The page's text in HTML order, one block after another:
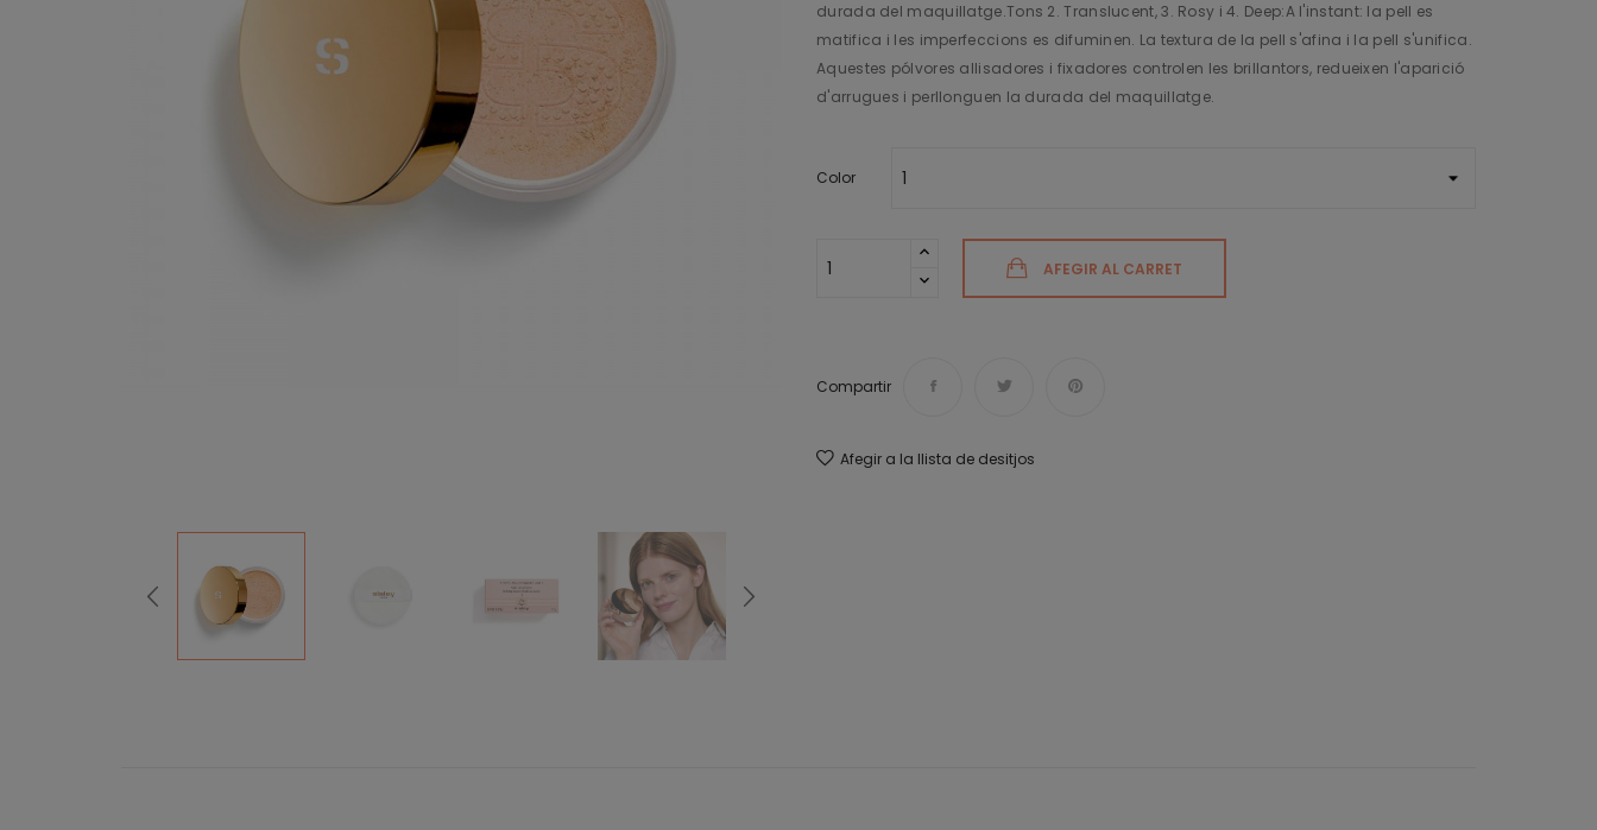
durada del maquillatge.Tons 2. Translucent, 3. Rosy i 4. Deep:A l'instant: la pell es
matifica i les imperfeccions es difuminen. La textura de la pell s'afina i la pell s'unifica.
Aquestes pólvores allisadores i fixadores controlen les brillantors, redueixen l'aparició
d'arrugues i perllonguen la durada del maquillatge.
Color
AFEGIR AL CARRET
Compartir
Afegir a la llista de desitjos